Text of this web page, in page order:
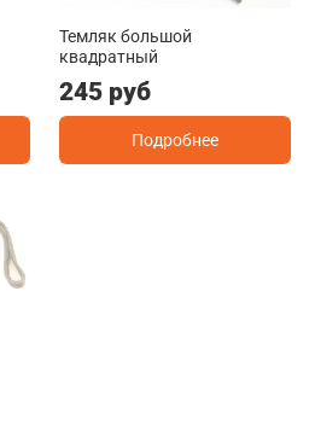
Темляк большой
квадратный
245 руб
Подробнее